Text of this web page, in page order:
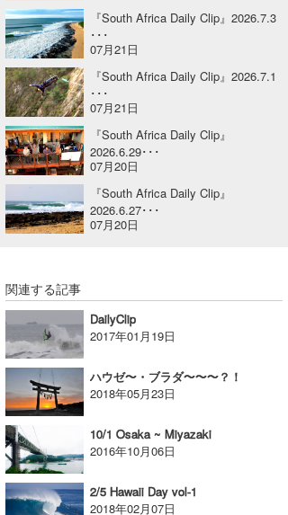
『South Africa Daily Clip』2026.7.3
･･･
07月21日
『South Africa Daily Clip』2026.7.1
･･･
07月21日
『South Africa Daily Clip』
2026.6.29･･･
07月20日
『South Africa Daily Clip』
2026.6.27･･･
07月20日
関連する記事
DailyClip
2017年01月19日
ハウゼ〜・ブラダ〜〜〜？！
2018年05月23日
10/1 Osaka ~ Miyazaki
2016年10月06日
2/5 Hawaii Day vol-1
2018年02月07日
大野”MAR”修聖
喜納海人
H
KID
KOBU
KY
MIN
mitz
S.K
Soulman
VAGY
waka☆=
たっちー
ハンマー